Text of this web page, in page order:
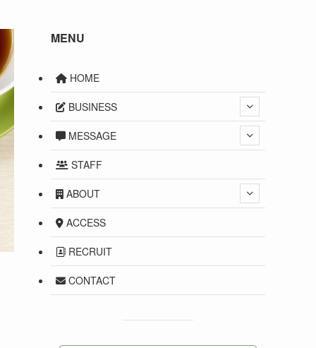
MENU
HOME
BUSINESS
MESSAGE
STAFF
ABOUT
ACCESS
RECRUIT
CONTACT